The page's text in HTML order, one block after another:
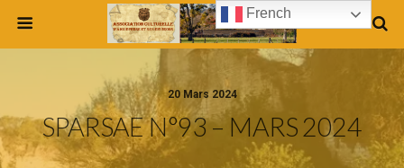
20 Mars 2024
SPARSAE N°93 – MARS 2024
French